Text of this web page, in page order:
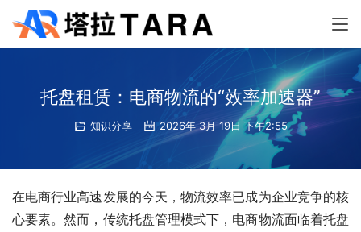
托盘租赁：电商物流的“效率加速器”
知识分享 2026年 3月 19日 下午2:55
在电商行业高速发展的今天，物流效率已成为企业竞争的核
心要素。然而，传统托盘管理模式下，电商物流面临着托盘